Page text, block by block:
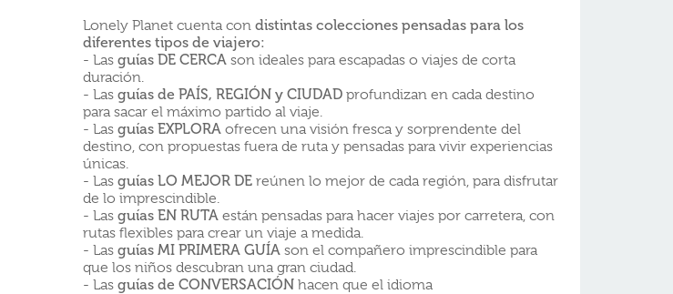
Lonely Planet cuenta con distintas colecciones pensadas para los
diferentes tipos de viajero:
- Las guías DE CERCA son ideales para escapadas o viajes de corta
duración.
- Las guías de PAÍS, REGIÓN y CIUDAD profundizan en cada destino
para sacar el máximo partido al viaje.
- Las guías EXPLORA ofrecen una visión fresca y sorprendente del
destino, con propuestas fuera de ruta y pensadas para vivir experiencias
únicas.
- Las guías LO MEJOR DE reúnen lo mejor de cada región, para disfrutar
de lo imprescindible.
- Las guías EN RUTA están pensadas para hacer viajes por carretera, con
rutas flexibles para crear un viaje a medida.
- Las guías MI PRIMERA GUÍA son el compañero imprescindible para
que los niños descubran una gran ciudad.
- Las guías de CONVERSACIÓN hacen que el idioma